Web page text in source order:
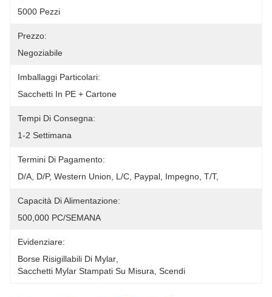
5000 Pezzi
Prezzo:
Negoziabile
Imballaggi Particolari:
Sacchetti In PE + Cartone
Tempi Di Consegna:
1-2 Settimana
Termini Di Pagamento:
D/A, D/P, Western Union, L/C, Paypal, Impegno, T/T,
Capacità Di Alimentazione:
500,000 PC/SEMANA
Evidenziare:
Borse Risigillabili Di Mylar
Sacchetti Mylar Stampati Su Misura Scendi